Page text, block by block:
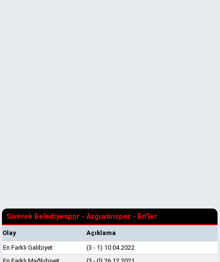
Siverek Belediyespor - Arguvanspor - En'ler
Olay
Açıklama
En Farklı Galibiyet
(3 - 1) 10.04.2022